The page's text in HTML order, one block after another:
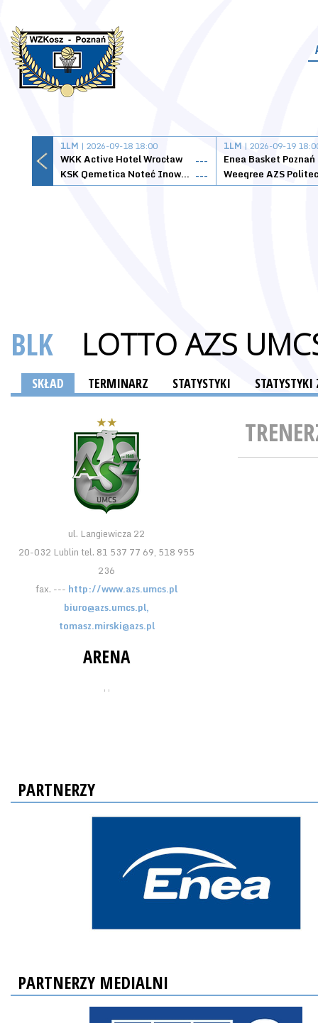
1LM | 2026-09-18 18:00
WKK Active Hotel Wrocław
---
KSK Qemetica Noteć Inowrocław ---
1LM | 2026-09-19
Enea Basket Poznań
BLK LOTTO AZS
SKŁAD TERMINARZ STATYSTYKI
ul. Langiewicza 22
20-032 Lublin tel. 81 537 77 69, 518 955
236
fax. --- http://www.azs.umcs.pl
biuro@azs.umcs.pl,
tomasz.mirski@azs.pl
ARENA
, ,
PARTNERZY
PARTNERZY MEDIALNI